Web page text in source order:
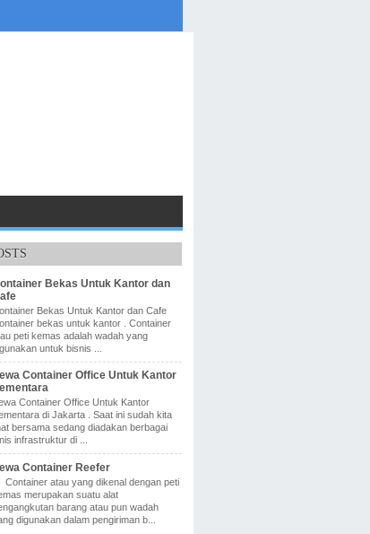
Bekas Untuk Kantor dan
Bekas Untuk Kantor dan Cafe
bekas untuk kantor . Container
peti kemas adalah wadah yang
untuk bisnis ...
Container Office Untuk Kantor
Container Office Untuk Kantor
di Jakarta . Saat ini sudah kita
bersama sedang diadakan berbagai
infrastruktur di ...
Container Reefer
atau yang dikenal dengan peti
merupakan suatu alat
barang atau pun wadah
digunakan dalam pengiriman b...